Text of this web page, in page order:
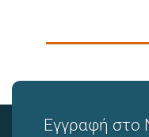
Εγγραφή στο